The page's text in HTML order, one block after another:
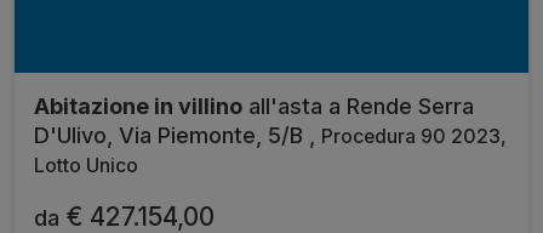
Abitazione in villino all'asta a Rende Serra
D'Ulivo, Via Piemonte, 5/B ,
Procedura 90 2023,
Lotto Unico
da € 427.154,00